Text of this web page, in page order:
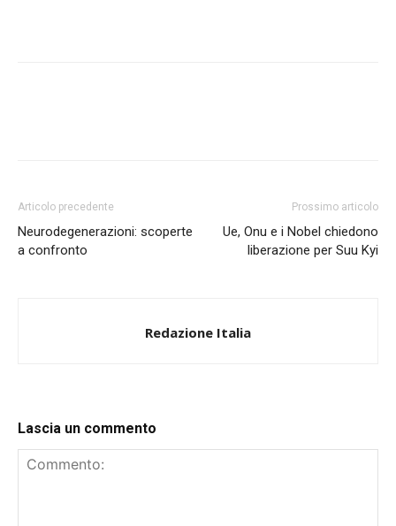
Articolo precedente
Neurodegenerazioni: scoperte
a confronto
Prossimo articolo
Ue, Onu e i Nobel chiedono
liberazione per Suu Kyi
Redazione Italia
Lascia un commento